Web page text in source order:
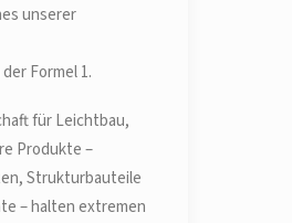
unserer
Formel 1.
für Leichtbau,
Produkte –
Strukturbauteile
– halten extremen